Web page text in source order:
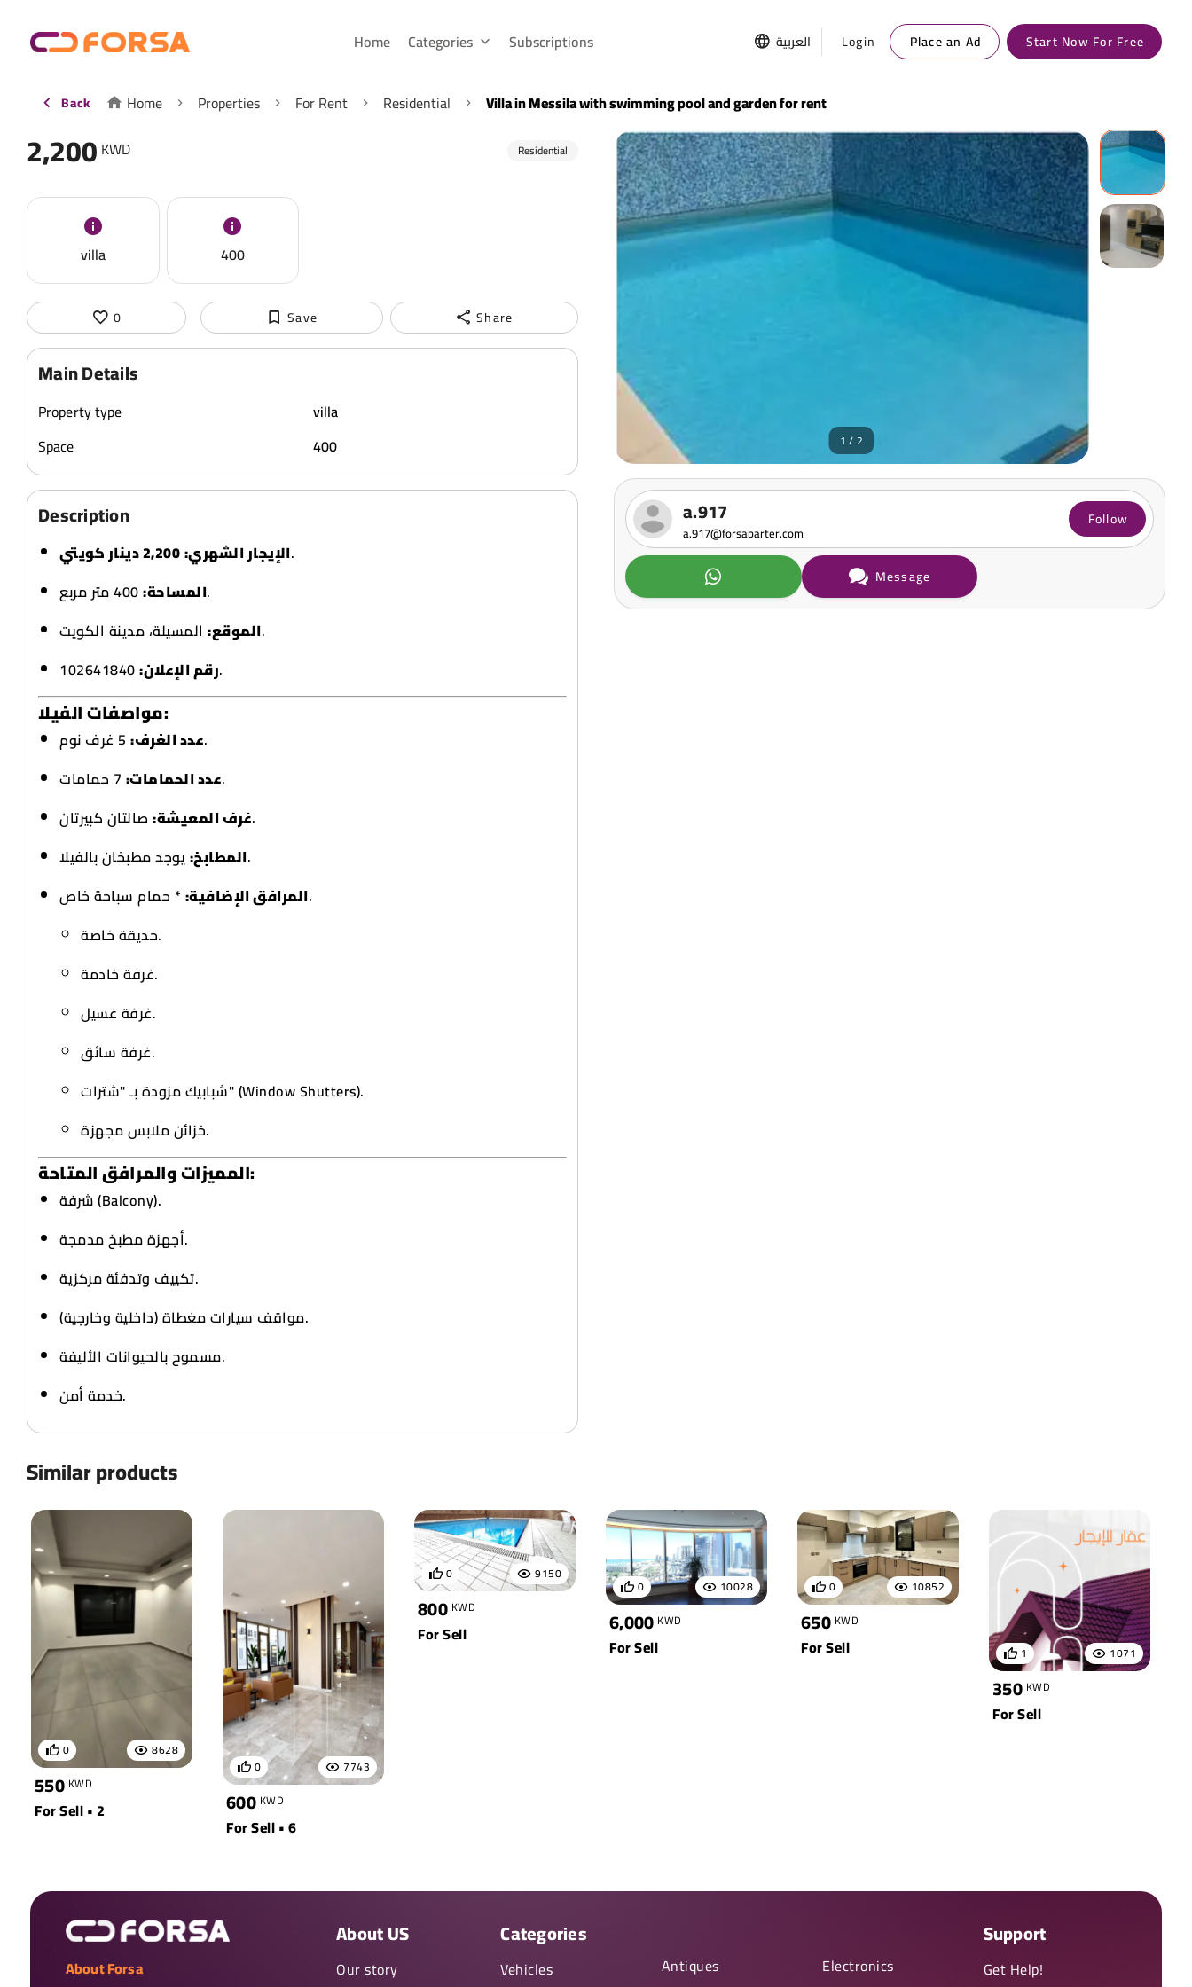
Home Categories Subscriptions العربية Login Place an Ad Start Now For Free
Back Home Properties For Rent Residential Villa in Messila with swimming pool and garden for rent
2,200 KWD Residential
villa 400
0 Save Share
Main Details
Property type
villa
Space
400
Description
الإيجار الشهري:2,200 دينار كويتي
.
المساحة:400 متر مربع.
الموقع:المسيلة، مدينة الكويت.
رقم الإعلان:102641840.
مواصفات الفيلا:
عدد الغرف:5 غرف نوم.
عدد الحمامات:7 حمامات.
غرف المعيشة:صالتان كبيرتان.
المطابخ:يوجد مطبخان بالفيلا.
المرافق الإضافية:* حمام سباحة خاص.
حديقة خاصة.
غرفة خادمة.
غرفة غسيل.
غرفة سائق.
شبابيك مزودة بـ "شترات" (Window Shutters).
خزائن ملابس مجهزة.
المميزات والمرافق المتاحة:
شرفة (Balcony).
أجهزة مطبخ مدمجة.
تكييف وتدفئة مركزية.
مواقف سيارات مغطاة (داخلية وخارجية).
مسموح بالحيوانات الأليفة.
خدمة أمن.
1 / 2
a.917
a.917@forsabarter.com
Follow
Message
Similar products
8628
0
550 KWD
For Sell • 2
7743
0
600 KWD
For Sell • 6
9150
0
800 KWD
For Sell
10028
0
6,000 KWD
For Sell
10852
0
650 KWD
For Sell 1071
1
350 KWD
For Sell
About Forsa
About US
Our story
Categories
Vehicles
Antiques
Electronics
Support
Get Help!